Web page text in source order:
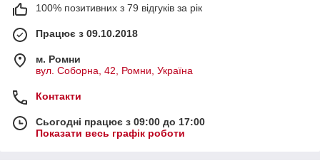
100% позитивних з 79 відгуків за рік
Працює з 09.10.2018
м. Ромни
вул. Соборна, 42, Ромни, Україна
Контакти
Сьогодні працює з 09:00 до 17:00
Показати весь графік роботи